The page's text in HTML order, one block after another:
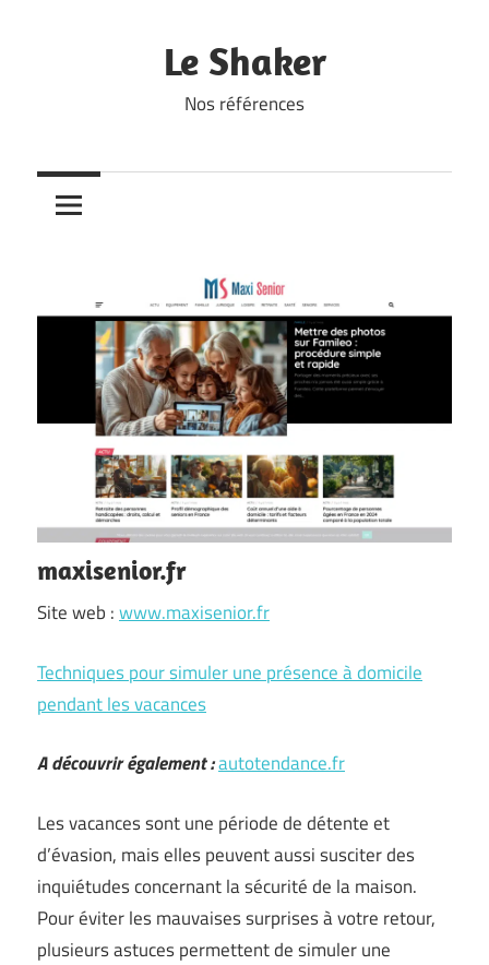
Le Shaker
Nos références
maxisenior.fr
Site web :www.maxisenior.fr
Techniques pour simuler une présence à domicile
pendant les vacances
A découvrir également :autotendance.fr
Les vacances sont une période de détente et
d’évasion, mais elles peuvent aussi susciter des
inquiétudes concernant la sécurité de la maison.
Pour éviter les mauvaises surprises à votre retour,
plusieurs astuces permettent de simuler une